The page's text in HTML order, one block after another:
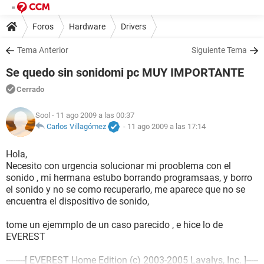
Foros Hardware Drivers
Tema Anterior Siguiente Tema
Se quedo sin sonidomi pc MUY IMPORTANTE
Cerrado
Sool - 11 ago 2009 a las 00:37
Carlos Villagómez
- 11 ago 2009 a las 17:14
Hola,
Necesito con urgencia solucionar mi prooblema con el
sonido , mi hermana estubo borrando programsaas, y borro
el sonido y no se como recuperarlo, me aparece que no se
encuentra el dispositivo de sonido,
tome un ejemmplo de un caso parecido , e hice lo de
EVEREST
--------[ EVEREST Home Edition (c) 2003-2005 Lavalys, Inc. ]-----